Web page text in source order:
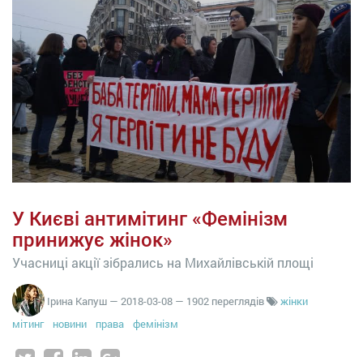
У Києві антимітинг «Фемінізм
принижує жінок»
Учасниці акції зібрались на Михайлівській площі
Ірина Капуш — 2018-03-08 — 1902 переглядів
жінки
мітинг
новини права фемінізм